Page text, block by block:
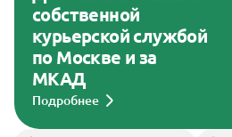
собственной
курьерской службой
по Москве и за
МКАД
Подробнее